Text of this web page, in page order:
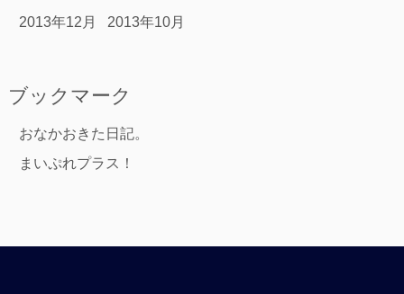
2013年12月 2013年10月
ブックマーク
おなかおきた日記。
まいぷれプラス！